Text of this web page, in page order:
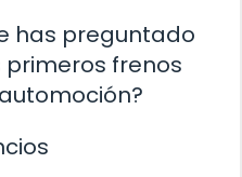
has preguntado
frenos